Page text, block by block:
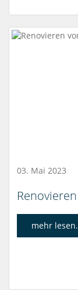
03. Mai 2023
mehr